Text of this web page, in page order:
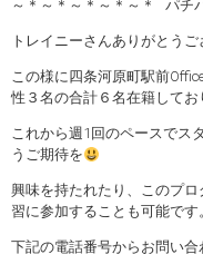
～＊～＊～＊～＊～＊ パチ
トレイニーさんありがとうご
この様に四条河原町駅前
性３名の合計６名在籍してお
これから週1回のペースでス
うご期待を
興味を持たれたり、このプ
習に参加することも可能です
下記の電話番号からお問い合